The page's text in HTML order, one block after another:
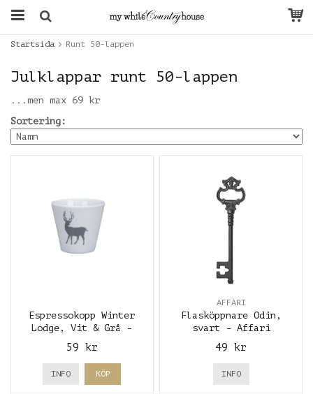
Startsida Runt 50-lappen
Julklappar runt 50-lappen
...men max 69 kr
Sortering:
Espressokopp Winter
Lodge, Vit & Grå -
59 kr
INFO KÖP
AFFARI
Flasköppnare Odin,
svart - Affari
49 kr
INFO